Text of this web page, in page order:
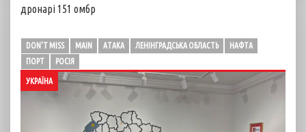
дронарі 151 омбр
DON'T MISS MAIN АТАКА ЛЕНІНГРАДСЬКА ОБЛАСТЬ
НАФТА
ПОРТ
РОСІЯ
УКРАЇНА